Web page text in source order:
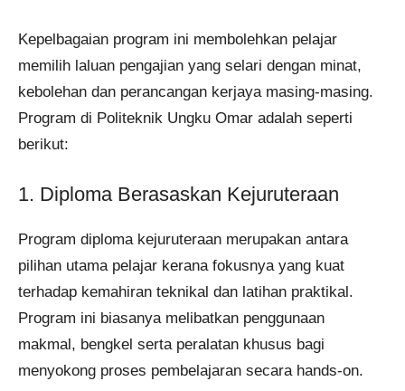
Kepelbagaian program ini membolehkan pelajar
memilih laluan pengajian yang selari dengan minat,
kebolehan dan perancangan kerjaya masing-masing.
Program di Politeknik Ungku Omar adalah seperti
berikut:
1. Diploma Berasaskan Kejuruteraan
Program diploma kejuruteraan merupakan antara
pilihan utama pelajar kerana fokusnya yang kuat
terhadap kemahiran teknikal dan latihan praktikal.
Program ini biasanya melibatkan penggunaan
makmal, bengkel serta peralatan khusus bagi
menyokong proses pembelajaran secara hands-on.